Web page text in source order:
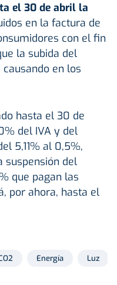
el 30 de abril la
en la factura de
con el fin
la subida del
en los
hasta el 30 de
del IVA y del
5,11% al 0,5%,
suspensión del
que pagan las
por ahora, hasta el
Energía Luz